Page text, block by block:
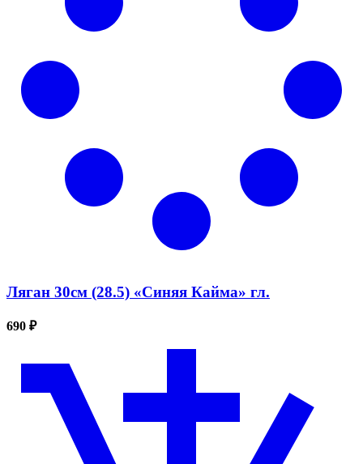
Ляган 30см (28.5) «Синяя Кайма» гл.
690 ₽